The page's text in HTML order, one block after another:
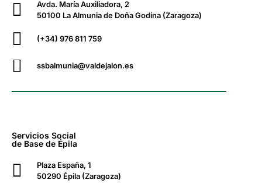
Avda. María Auxiliadora, 2
50100 La Almunia de Doña Godina (Zaragoza)
(+34) 976 811 759
ssbalmunia@valdejalon.es
Servicios Social
de Base de Épila
Plaza España, 1
50290 Épila (Zaragoza)